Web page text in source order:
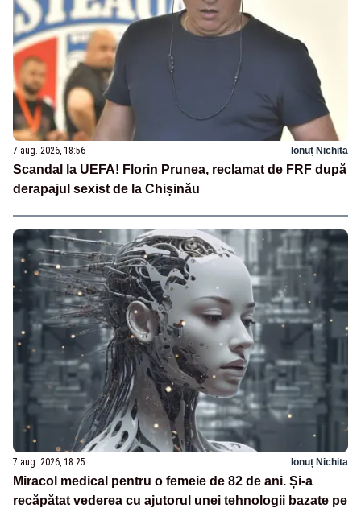
7 aug. 2026, 18:56 Ionuț Nichita
Scandal la UEFA! Florin Prunea, reclamat de FRF după
derapajul sexist de la Chișinău
7 aug. 2026, 18:25 Ionuț Nichita
Miracol medical pentru o femeie de 82 de ani. Și-a
recăpătat vederea cu ajutorul unei tehnologii bazate pe